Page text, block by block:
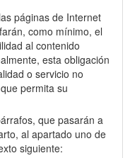
páginas de Internet
como mínimo, el
al contenido
esta obligación
o servicio no
permita su
que pasarán a
al apartado uno de
siguiente: